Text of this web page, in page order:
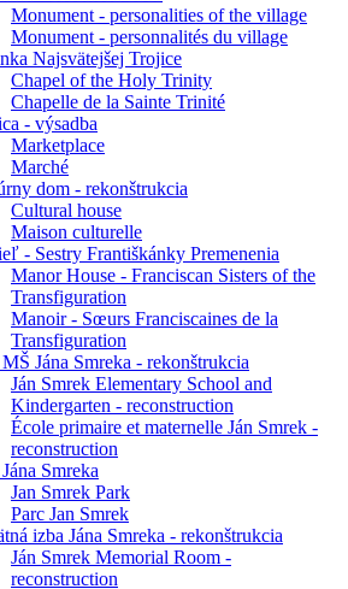
Monument - personalities of the village
Monument - personnalités du village
Najsvätejšej Trojice
Chapel of the Holy Trinity
Chapelle de la Sainte Trinité
- výsadba
Marketplace
Marché
dom - rekonštrukcia
Cultural house
Maison culturelle
- Sestry Františkánky Premenenia
Manor House - Franciscan Sisters of the
Transfiguration
Manoir - Sœurs Franciscaines de la
Transfiguration
Jána Smreka - rekonštrukcia
Ján Smrek Elementary School and
Kindergarten - reconstruction
École primaire et maternelle Ján Smrek -
reconstruction
Smreka
Jan Smrek Park
Parc Jan Smrek
izba Jána Smreka - rekonštrukcia
Ján Smrek Memorial Room -
reconstruction